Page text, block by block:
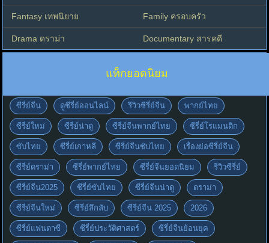
Fantasy เทพนิยาย Family ครอบครัว
Drama ดราม่า Documentary สารคดี
แท็กยอดนิยม
ซีรี่ย์จีน ดูซีรี่ย์ออนไลน์ รีวิวซีรี่ย์จีน พากย์ไทย
ซีรี่ย์ใหม่ ซีรี่ย์น่าดู ซีรี่ย์จีนพากย์ไทย ซีรี่ย์โรแมนติก
ซับไทย ซีรี่ย์เกาหลี ซีรี่ย์จีนซับไทย เรื่องย่อซีรี่ย์จีน
ซีรี่ย์ดราม่า ซีรี่ย์พากย์ไทย ซีรี่ย์จีนยอดนิยม รีวิวซีรี่ย์
ซีรี่ย์จีน2025 ซีรี่ย์ซับไทย ซีรี่ย์จีนน่าดู ดราม่า
ซีรี่ย์จีนใหม่ ซีรี่ย์ลึกลับ ซีรี่ย์จีน 2025 2026
ซีรี่ย์แฟนตาซี ซีรี่ย์ประวัติศาสตร์ ซีรี่ย์จีนย้อนยุค